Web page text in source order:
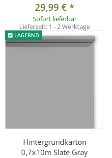
m, Farbe: Leaf
29,99 €*
Sofort lieferbar
Lieferzeit: 1 - 2 Werktage
LAGERND
Hintergrundkarton
0,7x10m Slate Gray